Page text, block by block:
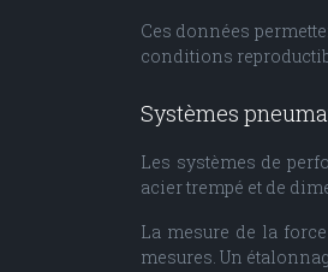
Ces données
conditions
Systèmes
Les systèmes de
acier trempé et de
La mesure de la
mesures. Un